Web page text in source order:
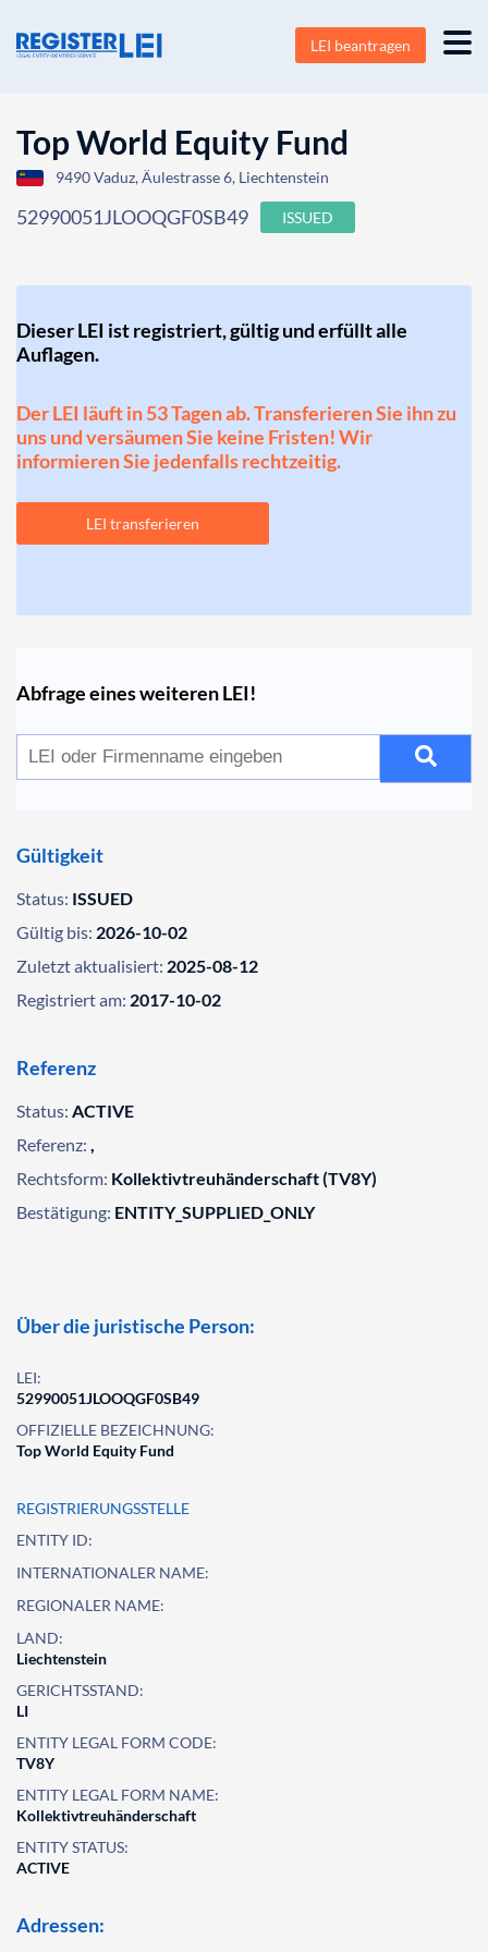
LEI beantragen
Top World Equity Fund
9490 Vaduz, Äulestrasse 6, Liechtenstein
52990051JLOOQGF0SB49 ISSUED
Dieser LEI ist registriert, gültig und erfüllt alle
Auflagen.
Der LEI läuft in 53 Tagen ab. Transferieren Sie ihn zu
uns und versäumen Sie keine Fristen! Wir
informieren Sie jedenfalls rechtzeitig.
LEI transferieren
Abfrage eines weiteren LEI!
Gültigkeit
Status: ISSUED
Gültig bis: 2026-10-02
Zuletzt aktualisiert: 2025-08-12
Registriert am: 2017-10-02
Referenz
Status: ACTIVE
Referenz: ,
Rechtsform: Kollektivtreuhänderschaft (TV8Y)
Bestätigung: ENTITY_SUPPLIED_ONLY
Über die juristische Person:
LEI:
52990051JLOOQGF0SB49
OFFIZIELLE BEZEICHNUNG:
Top World Equity Fund
REGISTRIERUNGSSTELLE
ENTITY ID:
INTERNATIONALER NAME:
REGIONALER NAME:
LAND:
Liechtenstein
GERICHTSSTAND:
LI
ENTITY LEGAL FORM CODE:
TV8Y
ENTITY LEGAL FORM NAME:
Kollektivtreuhänderschaft
ENTITY STATUS:
ACTIVE
Adressen: